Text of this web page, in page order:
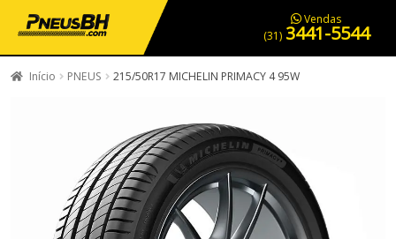
PNEUS EM OFERTA SERVIÇOS AUTOMOTIVOS NOSSA LOJA
Vendas
(31) 3441-5544
Início PNEUS 215/50R17 MICHELIN PRIMACY 4 95W